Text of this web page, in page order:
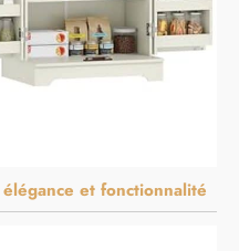
et fonctionnalité